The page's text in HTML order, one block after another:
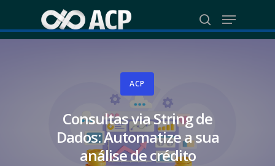
main
search
Menu
ACP
Consultas via String de
Dados: Automatize a sua
análise de crédito
Close